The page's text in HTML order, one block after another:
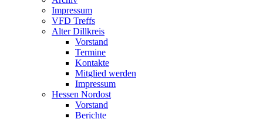
Impressum
VFD Treffs
Alter Dillkreis
Vorstand
Termine
Kontakte
Mitglied werden
Impressum
Hessen Nordost
Vorstand
Berichte